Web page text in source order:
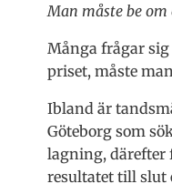
Man måste be
Många frågar
priset, måste
Ibland är
Göteborg som
lagning, därefter
resultatet till slut